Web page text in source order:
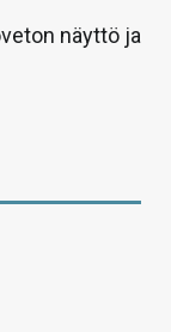
näyttö ja